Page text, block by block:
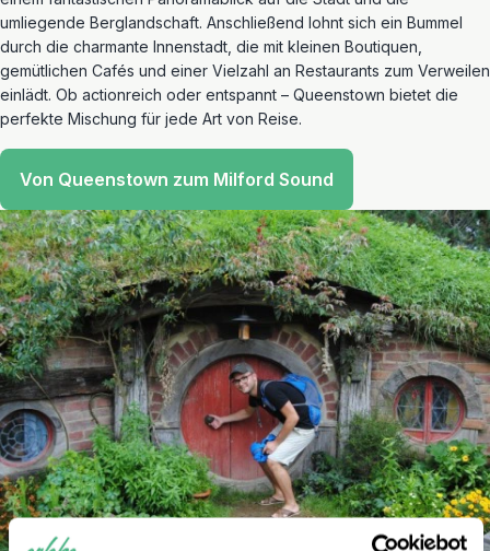
umliegende Berglandschaft. Anschließend lohnt sich ein Bummel
durch die charmante Innenstadt, die mit kleinen Boutiquen,
gemütlichen Cafés und einer Vielzahl an Restaurants zum Verweilen
einlädt. Ob actionreich oder entspannt – Queenstown bietet die
perfekte Mischung für jede Art von Reise.
Von Queenstown zum Milford Sound